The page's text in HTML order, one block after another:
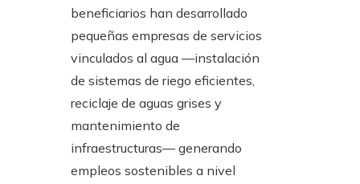
beneficiarios han desarrollado
pequeñas empresas de servicios
vinculados al agua —instalación
de sistemas de riego eficientes,
reciclaje de aguas grises y
mantenimiento de
infraestructuras— generando
empleos sostenibles a nivel